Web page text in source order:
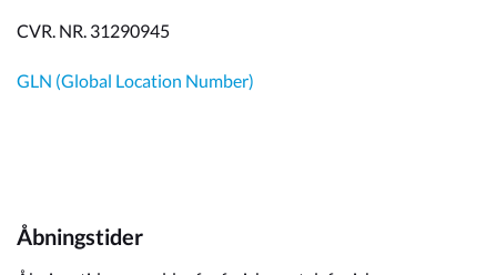
CVR. NR. 31290945
GLN (Global Location Number)
Åbningstider